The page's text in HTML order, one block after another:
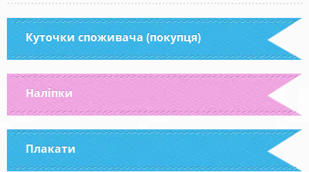
Куточки споживача (покупця)
Наліпки
Плакати